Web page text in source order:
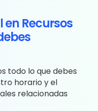
Recursos
todo lo que debes
horario y el
relacionadas